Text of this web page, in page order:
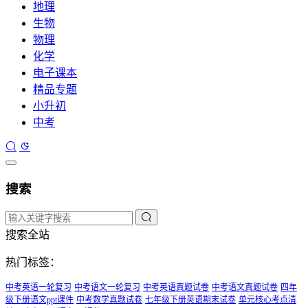
地理
生物
物理
化学
电子课本
精品专题
小升初
中考
搜索
搜索全站
热门标签：
中考英语一轮复习 中考语文一轮复习 中考英语真题试卷 中考语文真题试卷 四年
级下册语文ppt课件 中考数学真题试卷 七年级下册英语期末试卷 单元核心考点清